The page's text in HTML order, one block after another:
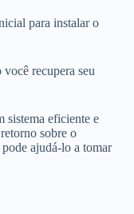
para instalar o
recupera seu
sistema eficiente e
sobre o
ajudá-lo a tomar